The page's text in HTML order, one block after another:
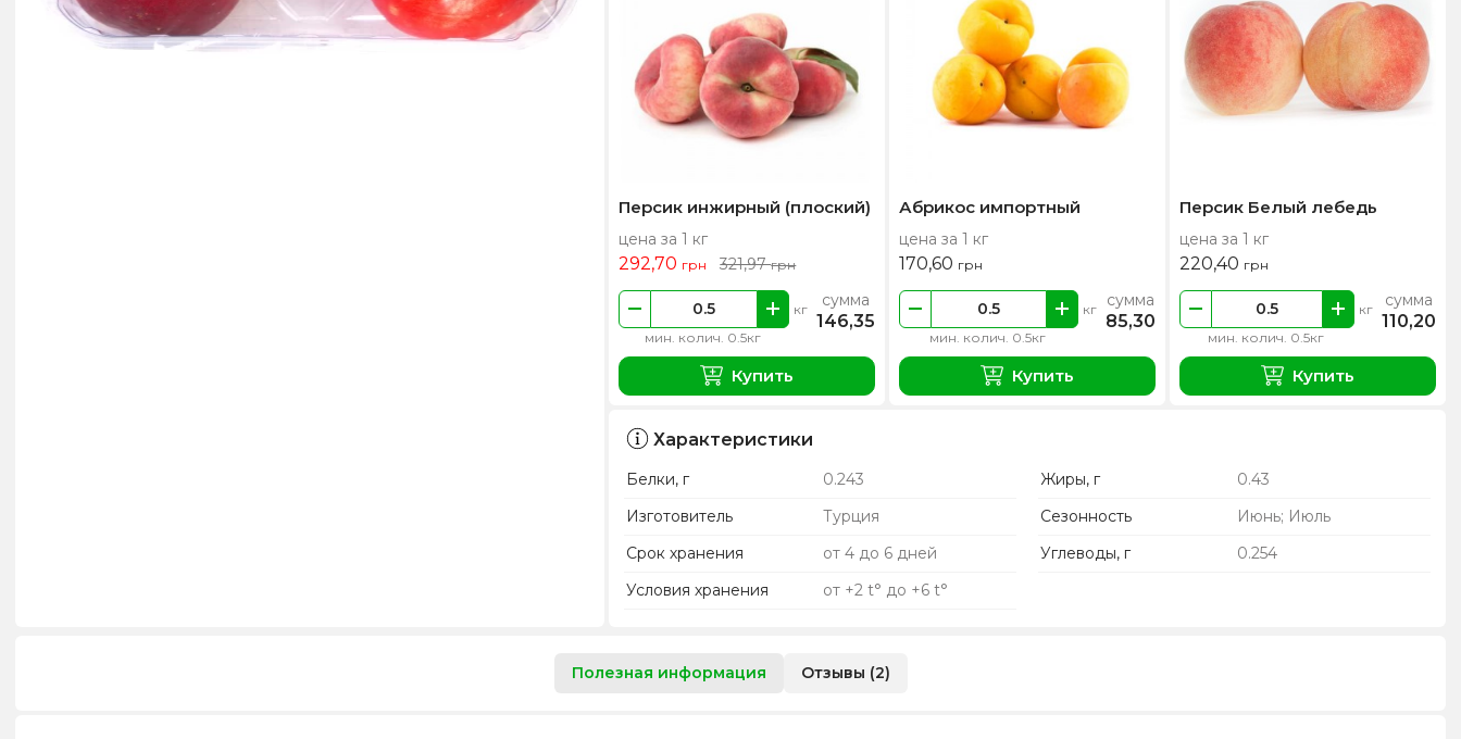
Персик инжирный (плоский)
цена за 1 кг
292,70 грн 321,97грн
мин. колич. 0.5кг
кг сумма
146,35
Купить
Абрикос импортный
цена за 1 кг
170,60 грн
мин. колич. 0.5кг
кг сумма
85,30
Купить
Персик Белый лебедь
цена за 1 кг
220,40 грн
мин. колич. 0.5кг
кг сумма
110,20
Купить
Характеристики
Белки, г 0.243 Жиры, г
0.43
Изготовитель
Турция Сезонность
Июнь; Июль
Срок хранения
от 4 до 6 дней Углеводы, г
0.254
Условия хранения
от +2 t° до +6 t°
Полезная информация Отзывы (2)